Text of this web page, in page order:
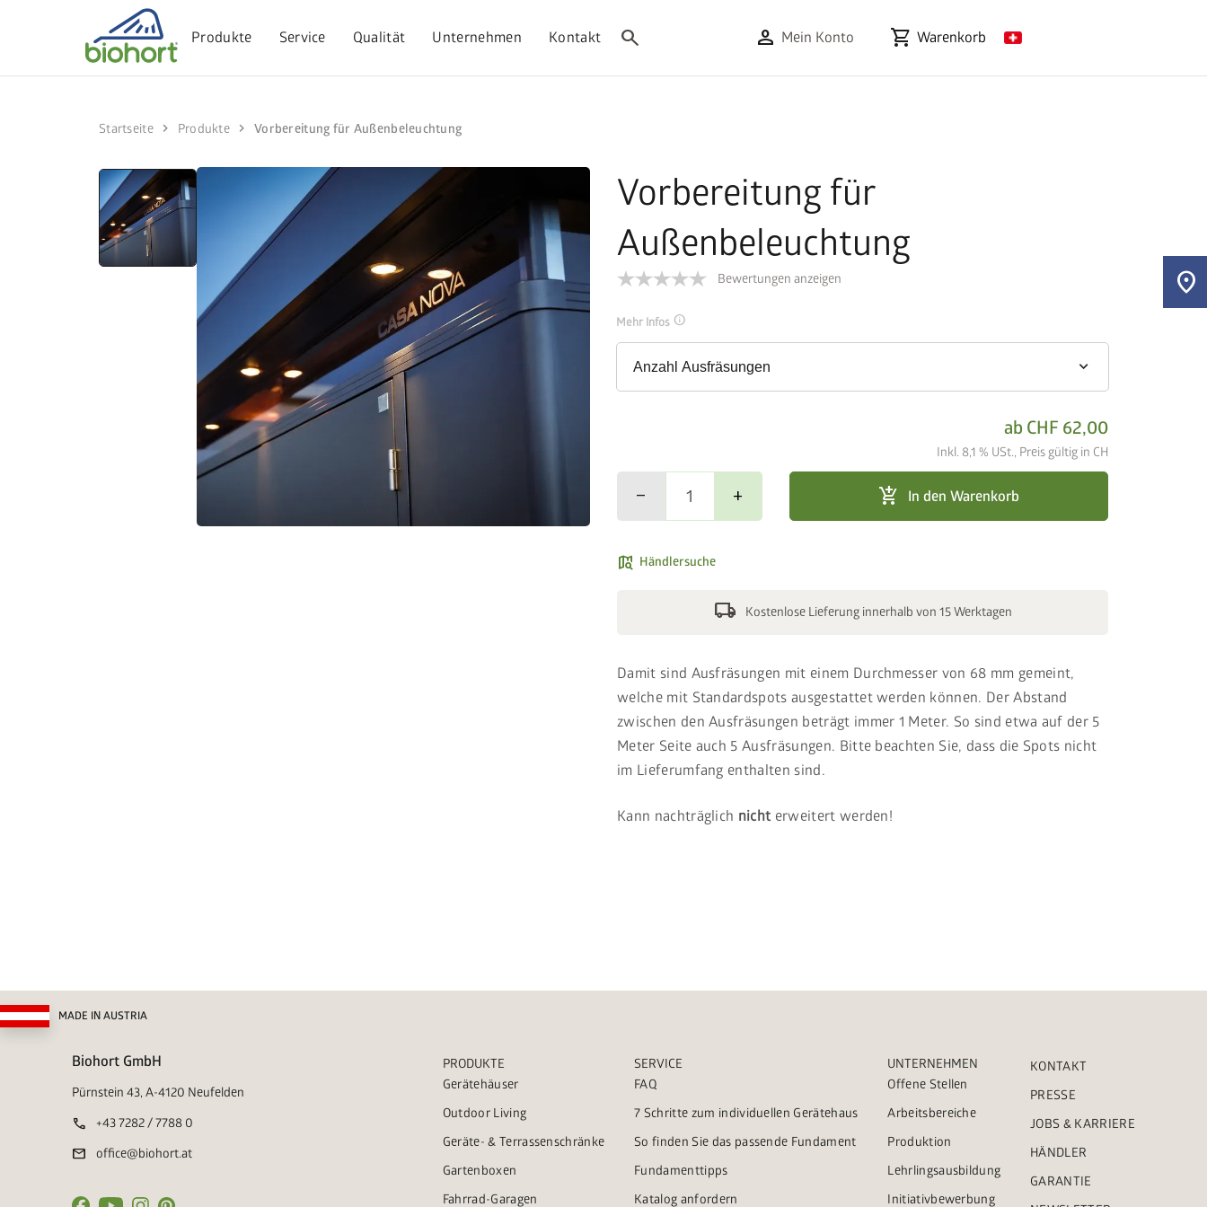
Produkte Service Qualität Unternehmen Kontakt search person Mein Konto shopping_cart Warenkorb
Startseite chevron_right Produkte chevron_right Vorbereitung für Außenbeleuchtung
Vorbereitung für
Außenbeleuchtung
Bewertungen anzeigen
Mehr Infos info
Anzahl Ausfräsungen keyboard_arrow_down
ab CHF 62,00
Inkl. 8,1 % USt., Preis gültig in CH
remove add add_shopping_cart In den Warenkorb
map_search Händlersuche
local_shipping Kostenlose Lieferung innerhalb von 15 Werktagen
Damit sind Ausfräsungen mit einem Durchmesser von 68 mm gemeint,
welche mit Standardspots ausgestattet werden können. Der Abstand
zwischen den Ausfräsungen beträgt immer 1 Meter. So sind etwa auf der 5
Meter Seite auch 5 Ausfräsungen. Bitte beachten Sie, dass die Spots nicht
im Lieferumfang enthalten sind.
Kann nachträglich nicht erweitert werden!
MADE IN AUSTRIA
Biohort GmbH
Pürnstein 43, A-4120 Neufelden
call +43 7282 / 7788 0
mail office@biohort.at
PRODUKTE
Gerätehäuser
Outdoor Living
Geräte- & Terrassenschränke
Gartenboxen
Fahrrad-Garagen
SERVICE
FAQ
7 Schritte zum individuellen Gerätehaus
So finden Sie das passende Fundament
Fundamenttipps
Katalog anfordern
UNTERNEHMEN
Offene Stellen
Arbeitsbereiche
Produktion
Lehrlingsausbildung
Initiativbewerbung
KONTAKT
PRESSE
JOBS & KARRIERE
HÄNDLER
GARANTIE
location_on